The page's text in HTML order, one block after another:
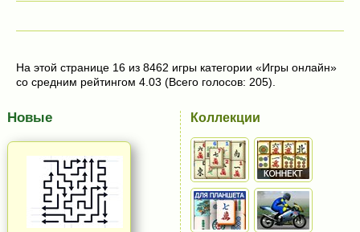
На этой странице 16 из 8462 игры категории «Игры онлайн»
со средним рейтингом 4.03 (Всего голосов: 205).
Новые Коллекции